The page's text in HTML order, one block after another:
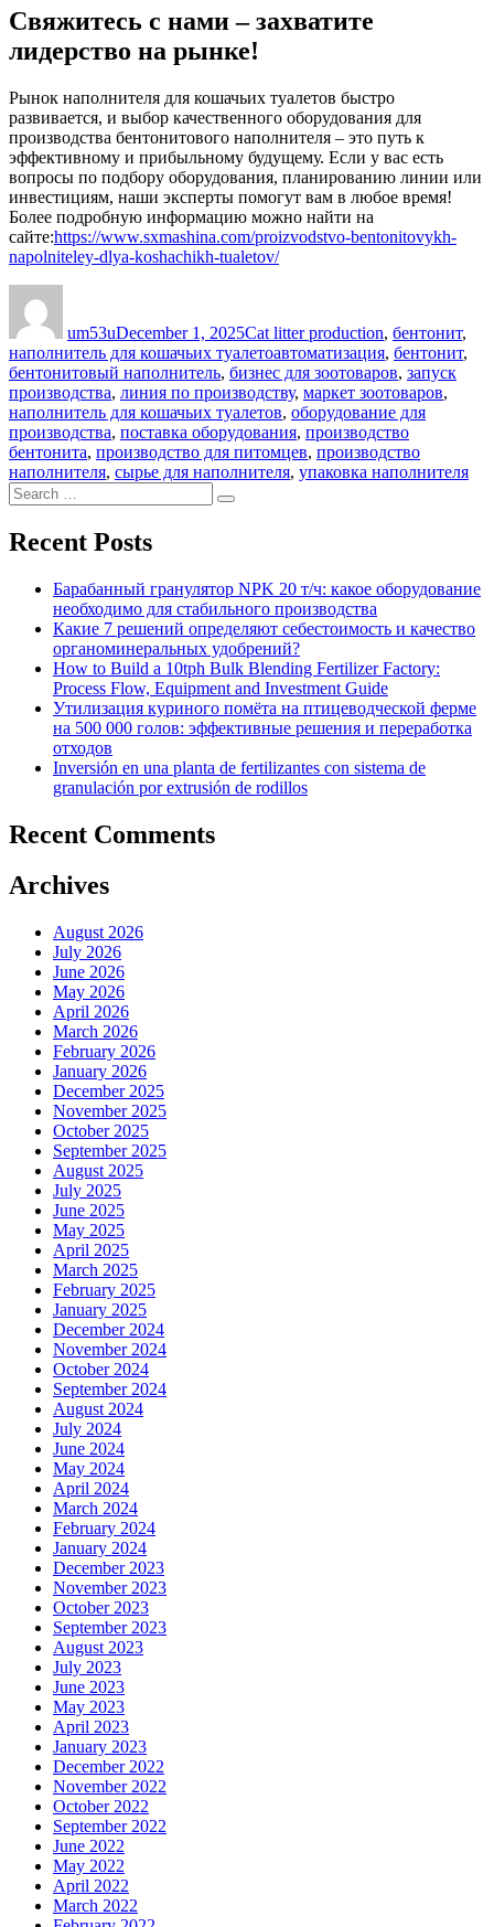
Свяжитесь с нами – захватите
лидерство на рынке!
Рынок наполнителя для кошачьих туалетов быстро
развивается, и выбор качественного оборудования для
производства бентонитового наполнителя – это путь к
эффективному и прибыльному будущему. Если у вас есть
вопросы по подбору оборудования, планированию линии или
инвестициям, наши эксперты помогут вам в любое время!
Более подробную информацию можно найти на
сайте:https://www.sxmashina.com/proizvodstvo-bentonitovykh-
napolniteley-dlya-koshachikh-tualetov/
um53uDecember 1, 2025Cat litter production, бентонит,
наполнитель для кошачьих туалетоTags
автоматизация, бентонит,
бентонитовый наполнитель, бизнес для зоотоваров, запуск
производства, линия по производству, маркет зоотоваров,
наполнитель для кошачьих туалетов, оборудование для
производства, поставка оборудования, производство
бентонита, производство для питомцев, производство
наполнителя, сырье для наполнителя, упаковка наполнителя
Search
for:
Search
Recent Posts
Барабанный гранулятор NPK 20 т/ч: какое оборудование
необходимо для стабильного производства
Какие 7 решений определяют себестоимость и качество
органоминеральных удобрений?
How to Build a 10tph Bulk Blending Fertilizer Factory:
Process Flow, Equipment and Investment Guide
Утилизация куриного помёта на птицеводческой ферме
на 500 000 голов: эффективные решения и переработка
отходов
Inversión en una planta de fertilizantes con sistema de
granulación por extrusión de rodillos
Recent Comments
Archives
August 2026
July 2026
June 2026
May 2026
April 2026
March 2026
February 2026
January 2026
December 2025
November 2025
October 2025
September 2025
August 2025
July 2025
June 2025
May 2025
April 2025
March 2025
February 2025
January 2025
December 2024
November 2024
October 2024
September 2024
August 2024
July 2024
June 2024
May 2024
April 2024
March 2024
February 2024
January 2024
December 2023
November 2023
October 2023
September 2023
August 2023
July 2023
June 2023
May 2023
April 2023
January 2023
December 2022
November 2022
October 2022
September 2022
June 2022
May 2022
April 2022
March 2022